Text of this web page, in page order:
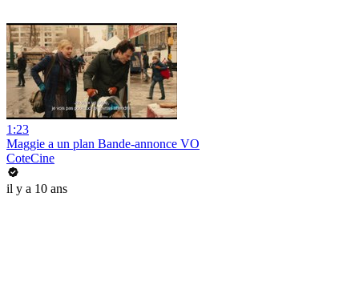
1:23
Maggie a un plan Bande-annonce VO
CoteCine
il y a 10 ans